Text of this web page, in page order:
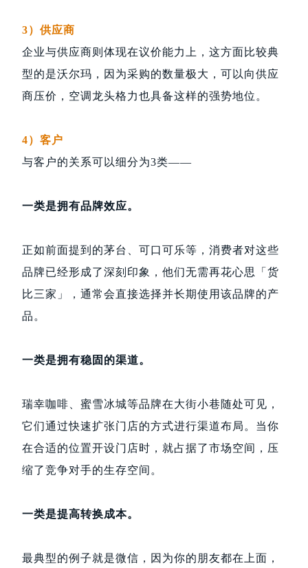
3）供应商
企业与供应商则体现在议价能力上，这方面比较典
型的是沃尔玛，因为采购的数量极大，可以向供应
商压价，空调龙头格力也具备这样的强势地位。
4）客户
与客户的关系可以细分为3类——
一类是拥有品牌效应。
正如前面提到的茅台、可口可乐等，消费者对这些
品牌已经形成了深刻印象，他们无需再花心思「货
比三家」，通常会直接选择并长期使用该品牌的产
品。
一类是拥有稳固的渠道。
瑞幸咖啡、蜜雪冰城等品牌在大街小巷随处可见，
它们通过快速扩张门店的方式进行渠道布局。当你
在合适的位置开设门店时，就占据了市场空间，压
缩了竞争对手的生存空间。
一类是提高转换成本。
最典型的例子就是微信，因为你的朋友都在上面，